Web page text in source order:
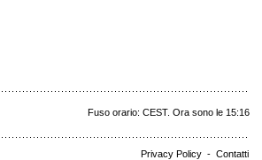
Fuso orario: CEST. Ora sono le 15:16
Privacy Policy - Contatti